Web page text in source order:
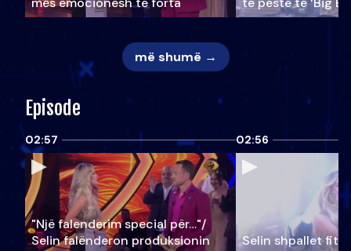
më shumë →
Episode
02:57
"Një falenderim special për…"/
Selin falënderon produksionin
02:56
Selin shpallet